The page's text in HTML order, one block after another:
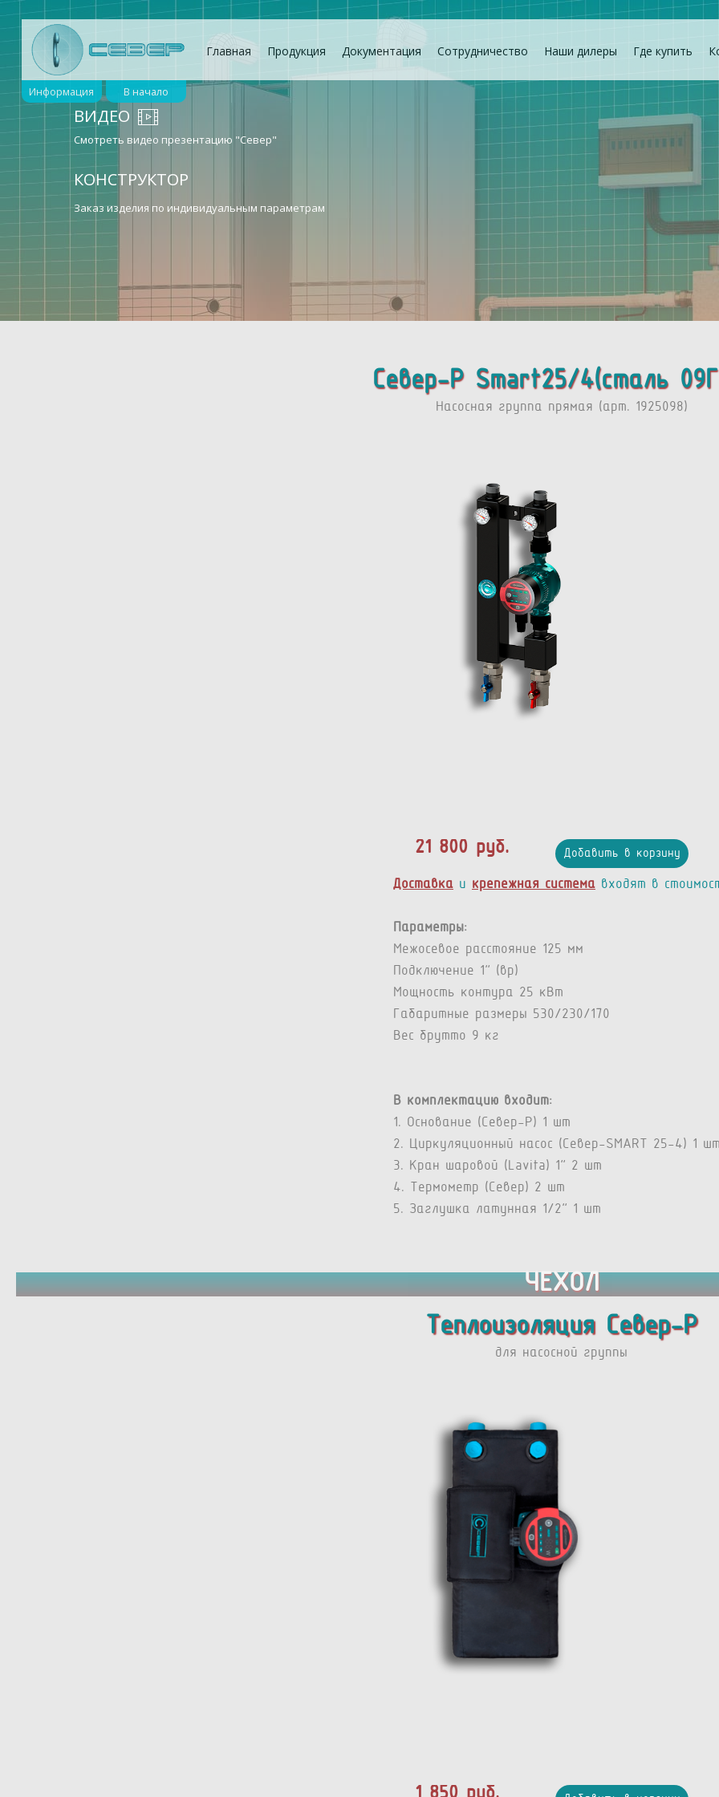
Главная Продукция Документация Сотрудничество Наши дилеры Где купить
ВИДЕО
Смотреть видео презентацию "Север"
КОНСТРУКТОР
Заказ изделия по индивидуальным параметрам
Информация В начало
Север-P Smart25/4(сталь
Насосная группа прямая (арт. 1925098)
21 800 руб. Добавить в корзину
Доставка и крепежная система входят в
Параметры:
Межосевое расстояние 125 мм
Подключение 1” (вр)
Мощность контура 25 кВт
Габаритные размеры 530/230/170
Вес брутто 9 кг
В комплектацию входит:
1. Основание (Север-P) 1 шт
2. Циркуляционный насос (Север-SMART 25-4) 1
3. Кран шаровой (Lavita) 1” 2 шт
4. Термометр (Север) 2 шт
5. Заглушка латунная 1/2” 1 шт
ЧЕХОЛ
Теплоизоляция Север-Р
для насосной группы